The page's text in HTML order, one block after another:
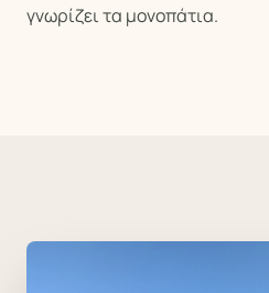
γνωρίζει τα μονοπάτια.